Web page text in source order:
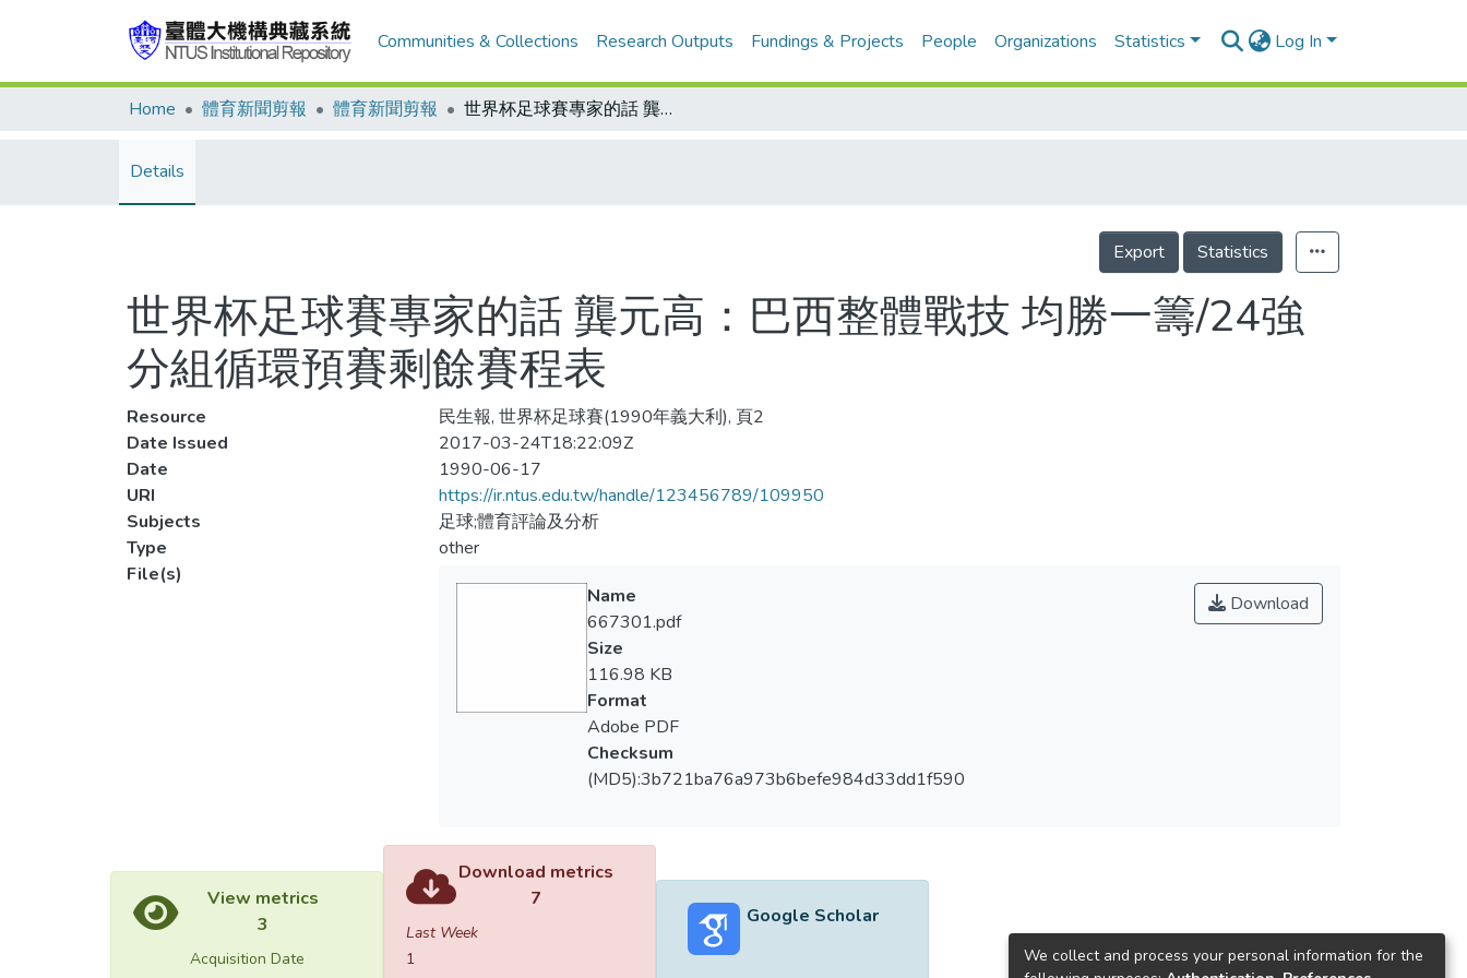
Communities & Collections Research Outputs Fundings & Projects People Organizations Statistics Log In
Home 體育新聞剪報 體育新聞剪報 世界杯足球賽專家的話 龔元高：巴西整體戰技 均勝一籌/24強分組循環預賽剩餘賽程表
Details
Export Statistics
世界杯足球賽專家的話 龔元高：巴西整體戰技 均勝一籌/24強
分組循環預賽剩餘賽程表
Resource
民生報, 世界杯足球賽(1990年義大利), 頁2
Date Issued
2017-03-24T18:22:09Z
Date
1990-06-17
URI
https://ir.ntus.edu.tw/handle/123456789/109950
Subjects
足球;體育評論及分析
Type
other
File(s)
Download
Name
667301.pdf
Size
116.98 KB
Format
Adobe PDF
Checksum
(MD5):3b721ba76a973b6befe984d33dd1f590
View metrics
3
Acquisition Date
Download metrics
7
Last Week
1
Google Scholar
We collect and process your personal information for the